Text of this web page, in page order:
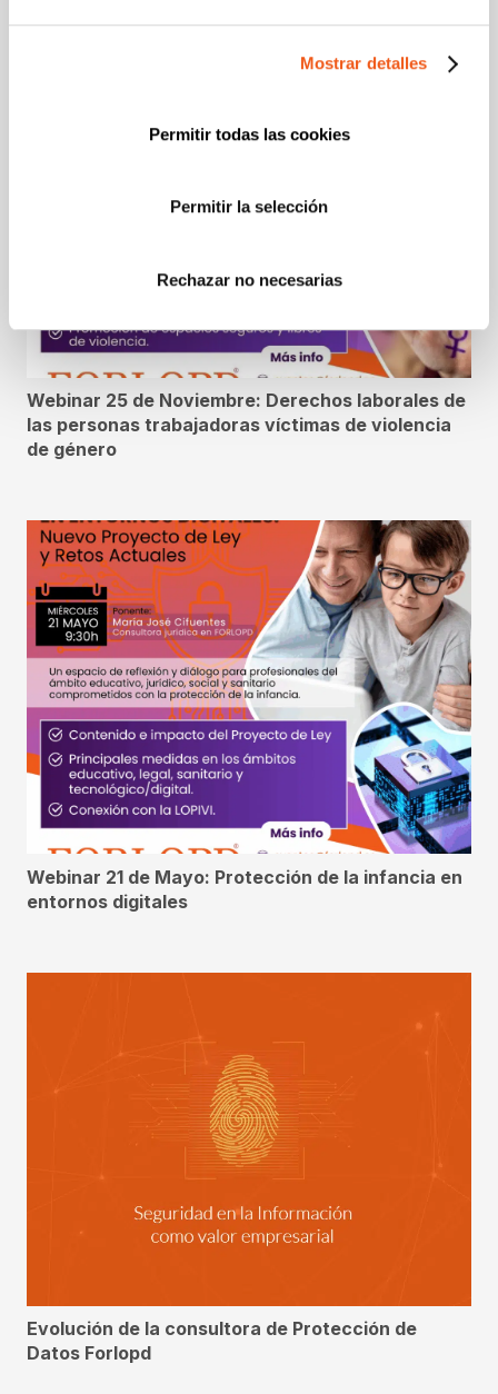
Mostrar detalles
Permitir todas las cookies
Permitir la selección
Rechazar no necesarias
Webinar 25 de Noviembre: Derechos laborales de
las personas trabajadoras víctimas de violencia
de género
Webinar 21 de Mayo: Protección de la infancia en
entornos digitales
Evolución de la consultora de Protección de
Datos Forlopd